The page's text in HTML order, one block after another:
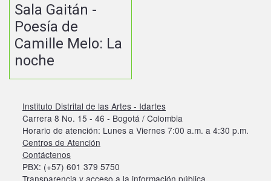
Sala Gaitán -
Poesía de
Camille Melo: La
noche
Instituto Distrital de las Artes - Idartes
Carrera 8 No. 15 - 46 - Bogotá / Colombia
Horario de atención: Lunes a Viernes 7:00 a.m. a 4:30 p.m.
Centros de Atención
Contáctenos
PBX: (+57) 601 379 5750
Transparencia y acceso a la información pública